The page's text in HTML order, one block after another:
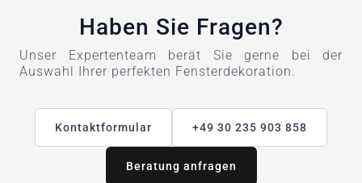
Haben Sie Fragen?
Unser Expertenteam berät Sie gerne bei der
Auswahl Ihrer perfekten Fensterdekoration.
Kontaktformular +49 30 235 903 858
Beratung anfragen